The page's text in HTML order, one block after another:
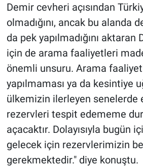
Demir cevheri açısından
olmadığını, ancak bu alanda
da pek yapılmadığını aktaran
için de arama faaliyetleri
önemli unsuru. Arama
yapılmaması ya da kesintiye
ülkemizin ilerleyen senelerde
rezervleri tespit edememe
açacaktır. Dolayısıyla bugün
gelecek için rezervlerimizin
gerekmektedir." diye konuştu.